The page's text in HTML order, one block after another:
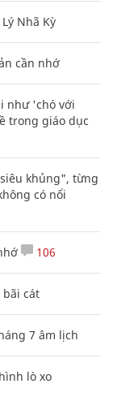
Nhã Kỳ
cần nhớ
như 'chó với
trong giáo dục
khủng", từng
có nổi
106
cát
7 âm lịch
lò xo